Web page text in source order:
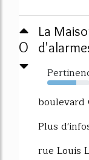
0
La
69%
boulevard
Plus
rue Louis